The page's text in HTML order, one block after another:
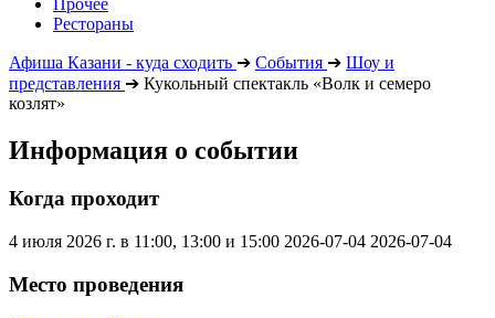
Рестораны
Афиша Казани - куда сходить ➔ События ➔ Шоу и
представления ➔ Кукольный спектакль «Волк и семеро
козлят»
Информация о событии
Когда проходит
4 июля 2026 г. в 11:00, 13:00 и 15:00 2026-07-04 2026-07-04
Место проведения